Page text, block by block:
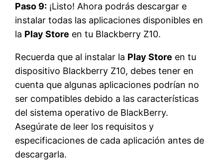
Paso 9: ¡Listo! Ahora podrás descargar e
instalar todas las aplicaciones disponibles en
la Play Store en tu Blackberry Z10.
Recuerda que al instalar la Play Store en tu
dispositivo Blackberry Z10, debes tener en
cuenta que algunas aplicaciones podrían no
ser compatibles debido a las características
del sistema operativo de BlackBerry.
Asegúrate de leer los requisitos y
especificaciones de cada aplicación antes de
descargarla.